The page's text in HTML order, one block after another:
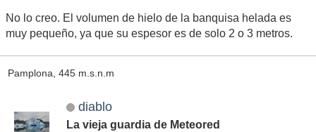
No lo creo. El volumen de hielo de la banquisa helada es
muy pequeño, ya que su espesor es de solo 2 o 3 metros.
Pamplona, 445 m.s.n.m
diablo
La vieja guardia de Meteored